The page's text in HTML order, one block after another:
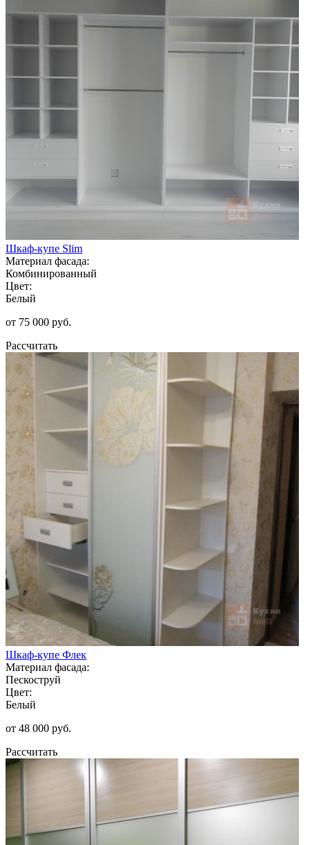
Шкаф-купе Slim
Материал фасада:
Комбинированный
Цвет:
Белый
от 75 000 руб.
Рассчитать
Шкаф-купе Флек
Материал фасада:
Пескоструй
Цвет:
Белый
от 48 000 руб.
Рассчитать